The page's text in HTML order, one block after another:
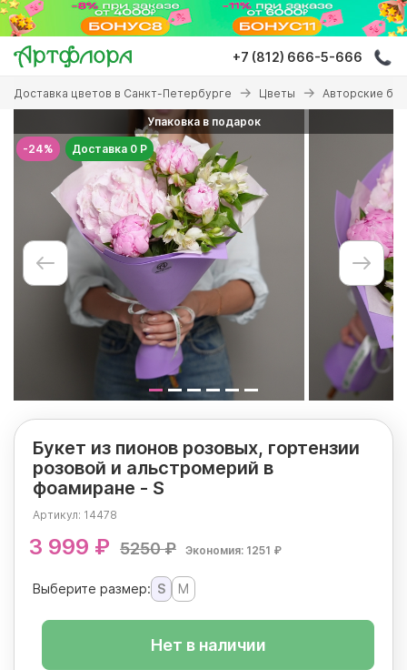
Перейти
основному
содержанию
+7 (812) 666-5-666
Вы
здесь
Доставка цветов в Санкт-Петербурге Цветы Авторские
-24%
Упаковка в подарок
Доставка 0 Р
Букет из пионов розовых, гортензии
розовой и альстромерий в
фоамиране - S
Артикул: 14478
3 999 ₽ 5250 ₽ Экономия: 1251 ₽
Выберите размер: S M
Нет в наличии